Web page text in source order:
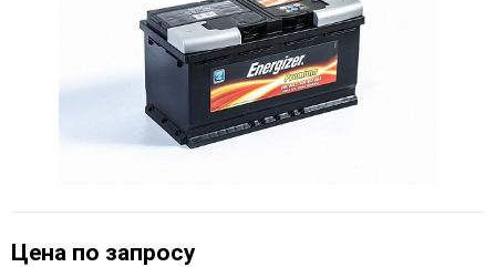
Цена по запросу